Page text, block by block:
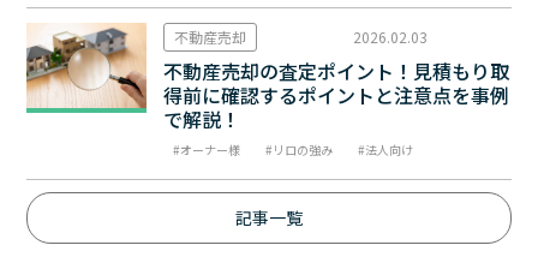
不動産売却 2026.02.03
不動産売却の査定ポイント！見積もり取
得前に確認するポイントと注意点を事例
で解説！
オーナー様 リロの強み 法人向け
記事一覧